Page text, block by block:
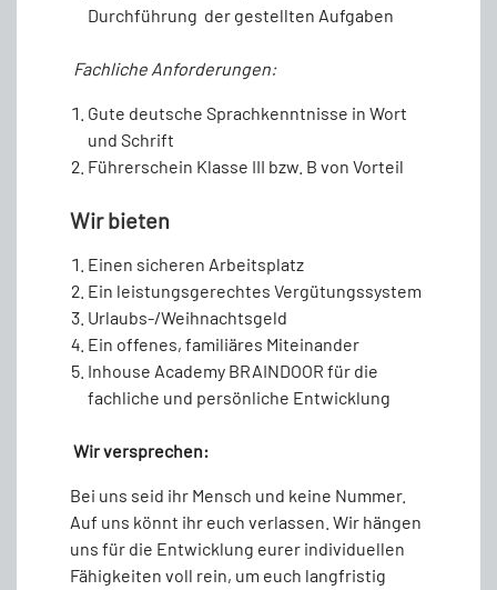
Durchführung der gestellten Aufgaben
Fachliche Anforderungen:
Gute deutsche Sprachkenntnisse in Wort
und Schrift
Führerschein Klasse III bzw. B von Vorteil
Wir bieten
Einen sicheren Arbeitsplatz
Ein leistungsgerechtes Vergütungssystem
Urlaubs-/Weihnachtsgeld
Ein offenes, familiäres Miteinander
Inhouse Academy BRAINDOOR für die
fachliche und persönliche Entwicklung
Wir versprechen:
Bei uns seid ihr Mensch und keine Nummer.
Auf uns könnt ihr euch verlassen. Wir hängen
uns für die Entwicklung eurer individuellen
Fähigkeiten voll rein, um euch langfristig